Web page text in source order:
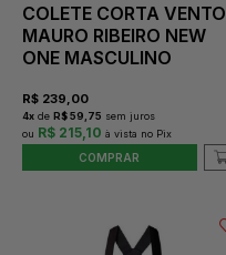
COLETE CORTA VENTO
MAURO RIBEIRO NEW
ONE MASCULINO
R$ 239,00
4x de R$ 59,75 sem juros
R$ 215,10
COMPRAR